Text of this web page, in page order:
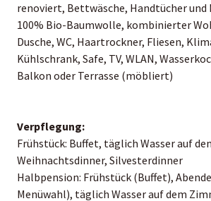
renoviert, Bettwäsche, Handtücher und
100% Bio-Baumwolle, kombinierter
Dusche, WC, Haartrockner, Fliesen,
Kühlschrank, Safe, TV, WLAN,
Balkon oder Terrasse (möbliert)
Verpflegung:
Frühstück: Buffet, täglich Wasser auf
Weihnachtsdinner, Silvesterdinner
Halbpension: Frühstück (Buffet),
Menüwahl), täglich Wasser auf dem